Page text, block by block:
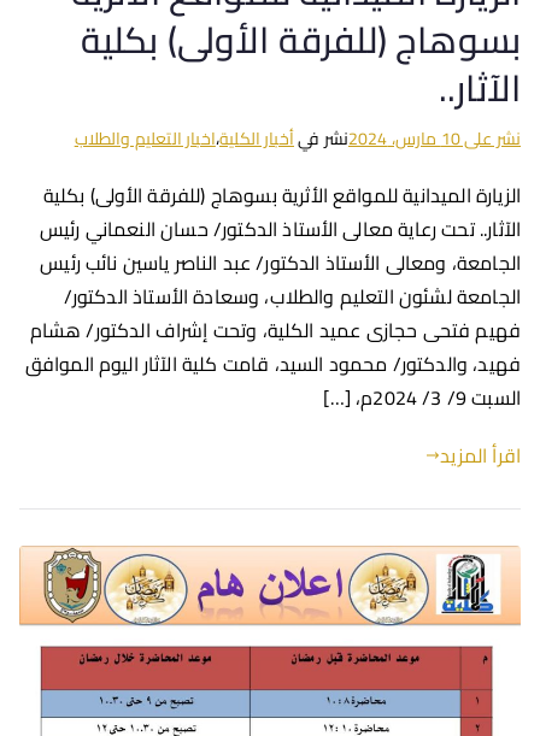
بسوهاج (للفرقة الأولى) بكلية
الآثار..
نشر على10 مارس، 2024 نشر فيأخبار الكلية،اخبار التعليم والطلاب
الزيارة الميدانية للمواقع الأثرية بسوهاج (للفرقة الأولى) بكلية
الآثار.. تحت رعاية معالى الأستاذ الدكتور/ حسان النعماني رئيس
الجامعة، ومعالى الأستاذ الدكتور/ عبد الناصر ياسين نائب رئيس
الجامعة لشئون التعليم والطلاب، وسعادة الأستاذ الدكتور/
فهيم فتحى حجازى عميد الكلية، وتحت إشراف الدكتور/ هشام
فهيد، والدكتور/ محمود السيد، قامت كلية الآثار اليوم الموافق
السبت 9/ 3/ 2024م، […]
اقرأ المزيد